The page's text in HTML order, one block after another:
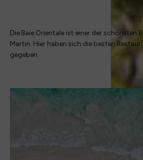
Die Baie Orientale ist einer der schönsten
Martin. Hier haben sich die besten
gegeben.